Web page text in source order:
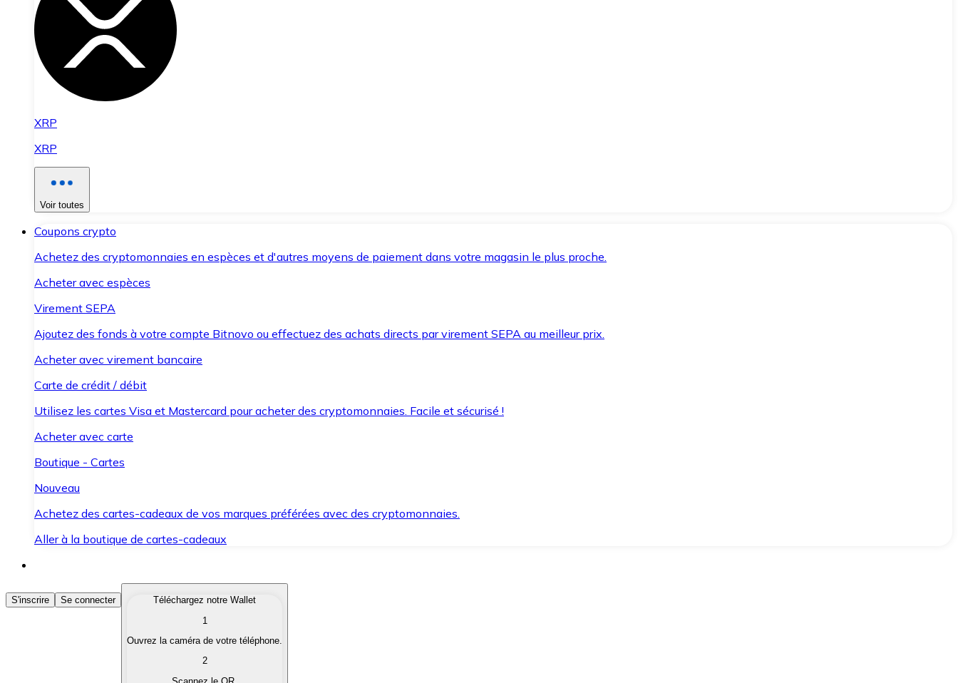
XRP
XRP
Voir toutes
Coupons crypto
Achetez des cryptomonnaies en espèces et d'autres moyens de paiement dans votre magasin le plus proche.
Acheter avec espèces
Virement SEPA
Ajoutez des fonds à votre compte Bitnovo ou effectuez des achats directs par virement SEPA au meilleur prix.
Acheter avec virement bancaire
Carte de crédit / débit
Utilisez les cartes Visa et Mastercard pour acheter des cryptomonnaies. Facile et sécurisé !
Acheter avec carte
Boutique - Cartes
Nouveau
Achetez des cartes-cadeaux de vos marques préférées avec des cryptomonnaies.
Aller à la boutique de cartes-cadeaux
Acheter des Cryptomonnaies
Achetez les cryptomonnaies qui vous intéressent rapidement et en toute sécurité.
Convertissez vos cryptomonnaies en monnaie fiduciaire lorsque vous en avez besoin.
S'inscrire Se connecter
Téléchargez notre Wallet
1
Ouvrez la caméra de votre téléphone.
2